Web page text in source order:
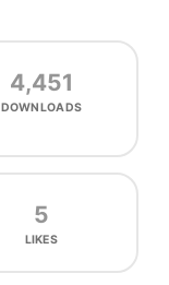
4,451
DOWNLOADS
5
LIKES